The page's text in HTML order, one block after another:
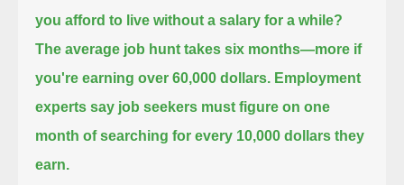
you afford to live without a salary for a while?
The average job hunt takes six months—more if
you're earning over 60,000 dollars. Employment
experts say job seekers must figure on one
month of searching for every 10,000 dollars they
earn.